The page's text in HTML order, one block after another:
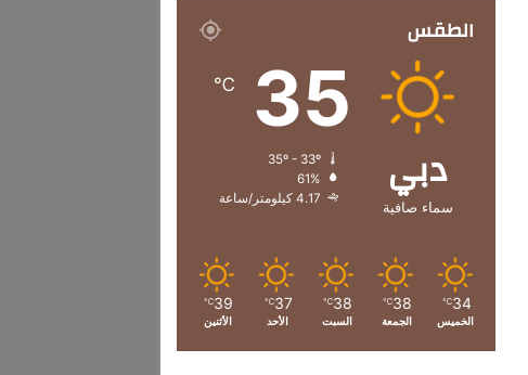
الطقس
دبي
سماء صافية
35
℃
61%
4.17 كيلومتر/ساعة
34
℃
الخميس
38
℃
الجمعة
38
℃
السبت
37
℃
الأحد
39
℃
الأثنين